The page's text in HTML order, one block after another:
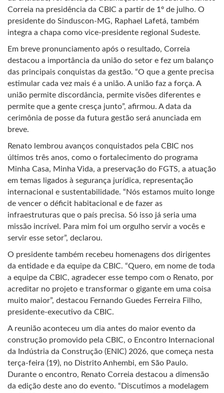
Correia na presidência da CBIC a partir de 1º de julho. O
presidente do Sinduscon-MG, Raphael Lafetá, também
integra a chapa como vice-presidente regional Sudeste.
Em breve pronunciamento após o resultado, Correia
destacou a importância da união do setor e fez um balanço
das principais conquistas da gestão. “O que a gente precisa
estimular cada vez mais é a união. A união faz a força. A
união permite discordância, permite visões diferentes e
permite que a gente cresça junto”, afirmou. A data da
cerimônia de posse da futura gestão será anunciada em
breve.
Renato lembrou avanços conquistados pela CBIC nos
últimos três anos, como o fortalecimento do programa
Minha Casa, Minha Vida, a preservação do FGTS, a atuação
em temas ligados à segurança jurídica, representação
internacional e sustentabilidade. “Nós estamos muito longe
de vencer o déficit habitacional e de fazer as
infraestruturas que o país precisa. Só isso já seria uma
missão incrível. Para mim foi um orgulho servir a vocês e
servir esse setor”, declarou.
O presidente também recebeu homenagens dos dirigentes
da entidade e da equipe da CBIC. “Quero, em nome de toda
a equipe da CBIC, agradecer esse tempo com o Renato, por
acreditar no projeto e transformar o gigante em uma coisa
muito maior”, destacou Fernando Guedes Ferreira Filho,
presidente-executivo da CBIC.
A reunião aconteceu um dia antes do maior evento da
construção promovido pela CBIC, o Encontro Internacional
da Indústria da Construção (ENIC) 2026, que começa nesta
terça-feira (19), no Distrito Anhembi, em São Paulo.
Durante o encontro, Renato Correia destacou a dimensão
da edição deste ano do evento. “Discutimos a modelagem